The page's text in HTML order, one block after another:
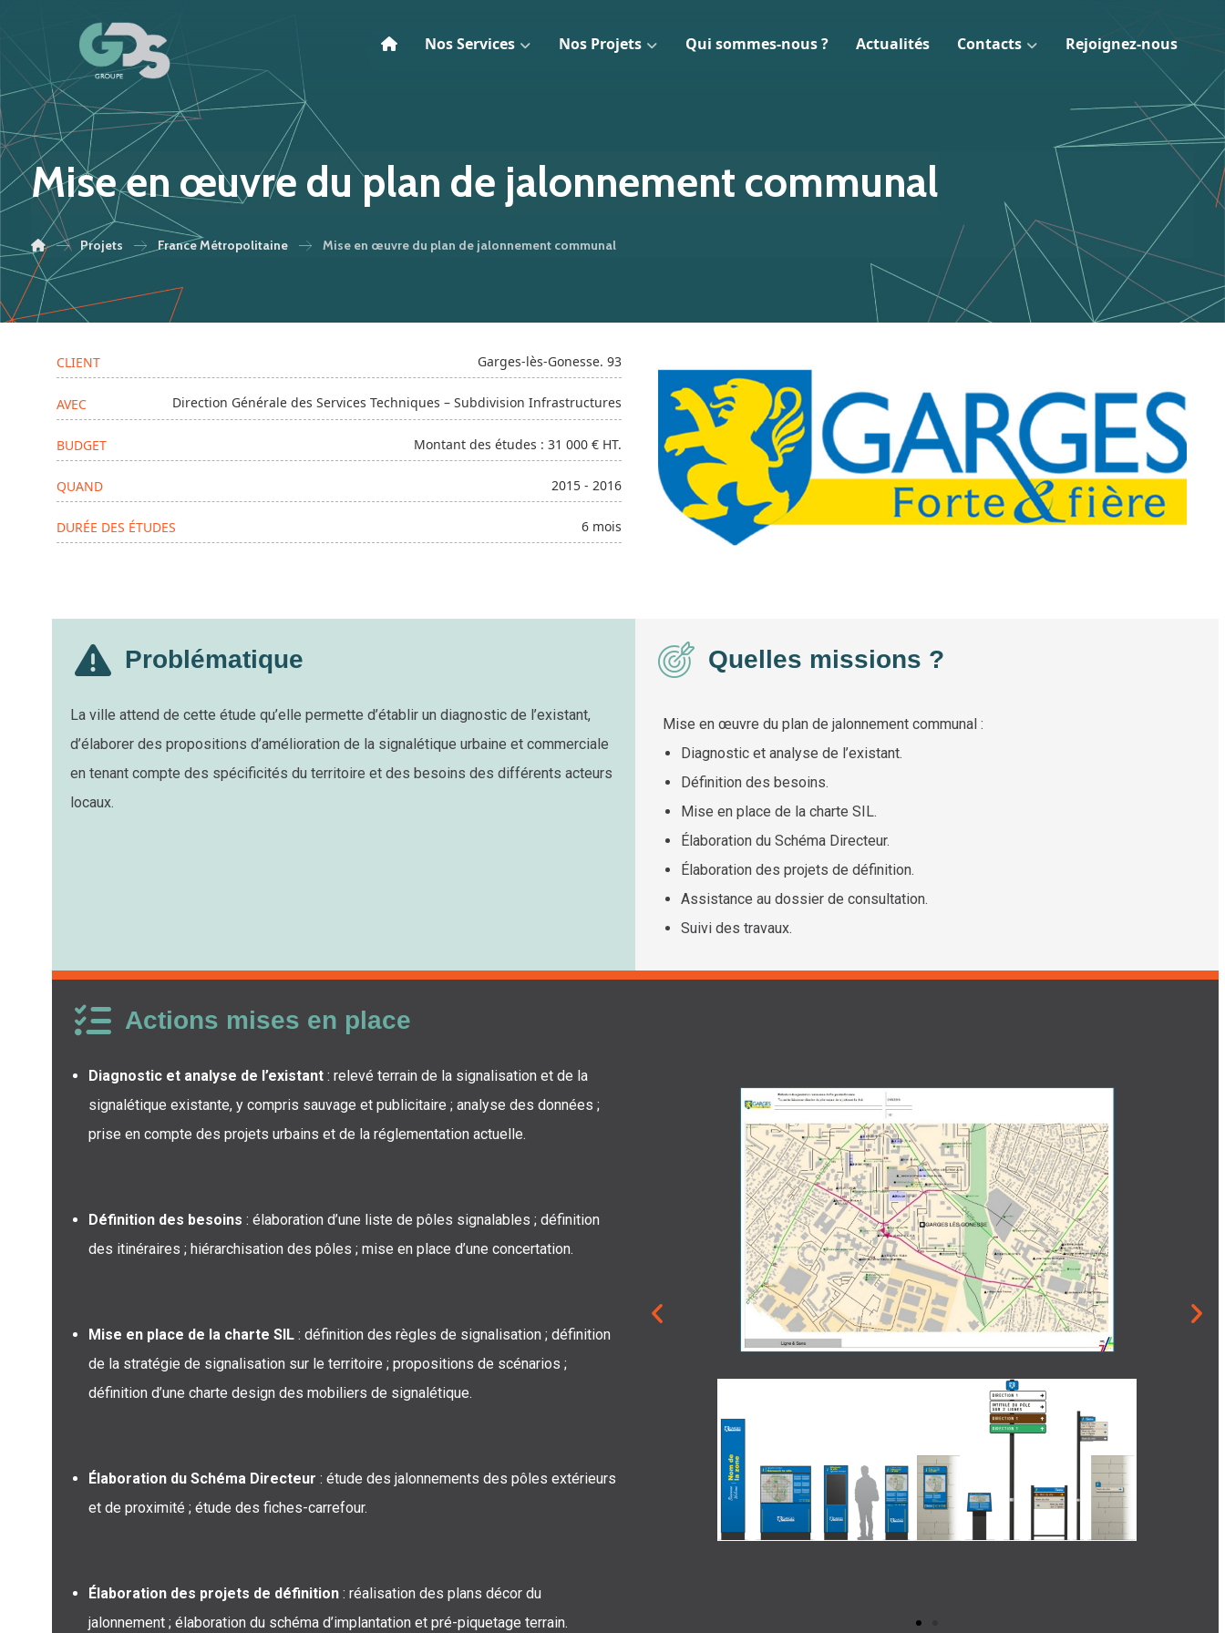
Nos Services Nos Projets Qui sommes-nous ? Actualités Contacts Rejoignez-nous
Mise en œuvre du plan de jalonnement communal
Projets France Métropolitaine Mise en œuvre du plan de jalonnement communal
CLIENT Garges-lès-Gonesse. 93
AVEC Direction Générale des Services Techniques – Subdivision Infrastructures
BUDGET Montant des études : 31 000 € HT.
QUAND 2015 - 2016
DURÉE DES ÉTUDES 6 mois
Problématique
La ville attend de cette étude qu’elle permette d’établir un diagnostic de l’existant,
d’élaborer des propositions d’amélioration de la signalétique urbaine et commerciale
en tenant compte des spécificités du territoire et des besoins des différents acteurs
locaux.
Quelles missions ?
Mise en œuvre du plan de jalonnement communal :
Diagnostic et analyse de l’existant.
Définition des besoins.
Mise en place de la charte SIL.
Élaboration du Schéma Directeur.
Élaboration des projets de définition.
Assistance au dossier de consultation.
Suivi des travaux.
Actions mises en place
Diagnostic et analyse de l’existant : relevé terrain de la signalisation et de la
signalétique existante, y compris sauvage et publicitaire ; analyse des données ;
prise en compte des projets urbains et de la réglementation actuelle.
Définition des besoins : élaboration d’une liste de pôles signalables ; définition
des itinéraires ; hiérarchisation des pôles ; mise en place d’une concertation.
Mise en place de la charte SIL : définition des règles de signalisation ; définition
de la stratégie de signalisation sur le territoire ; propositions de scénarios ;
définition d’une charte design des mobiliers de signalétique.
Élaboration du Schéma Directeur : étude des jalonnements des pôles extérieurs
et de proximité ; étude des fiches-carrefour.
Élaboration des projets de définition : réalisation des plans décor du
jalonnement ; élaboration du schéma d’implantation et pré-piquetage terrain.